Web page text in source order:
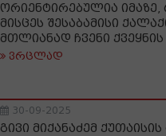
ორიენტირებულია იმაზე,
მისცეს შესაბამისი
მთლიანად ჩვენი
ვრცლად
30-09-2025
გივი მიქანაძემ